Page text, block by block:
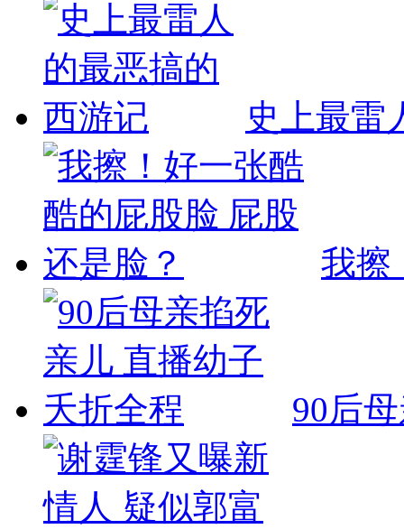
史上最雷
我擦
90后